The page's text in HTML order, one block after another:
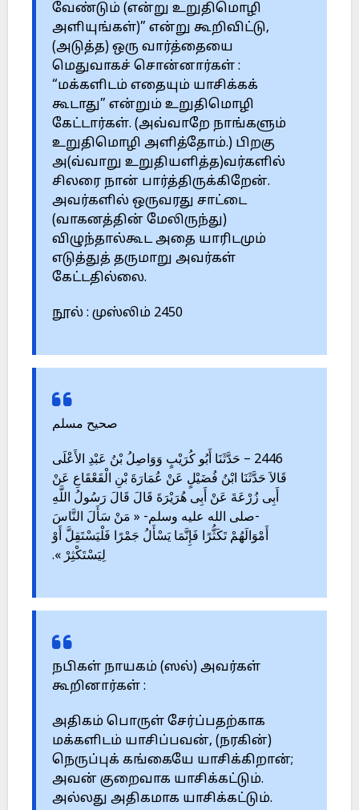
வேண்டும் (என்று உறுதிமொழி
அளியுங்கள்)” என்று கூறிவிட்டு,
(அடுத்த) ஒரு வார்த்தையை
மெதுவாகச் சொன்னார்கள் :
“மக்களிடம் எதையும் யாசிக்கக்
கூடாது” என்றும் உறுதிமொழி
கேட்டார்கள். (அவ்வாறே நாங்களும்
உறுதிமொழி அளித்தோம்.) பிறகு
அ(வ்வாறு உறுதியளித்த)வர்களில்
சிலரை நான் பார்த்திருக்கிறேன்.
அவர்களில் ஒருவரது சாட்டை
(வாகனத்தின் மேலிருந்து)
விழுந்தால்கூட அதை யாரிடமும்
எடுத்துத் தருமாறு அவர்கள்
கேட்டதில்லை.
நூல் : முஸ்லிம் 2450
صحيح مسلم
2446 – حَدَّثَنَا أَبُو كُرَيْبٍ وَوَاصِلُ بْنُ عَبْدِ الأَعْلَى
قَالاَ حَدَّثَنَا ابْنُ فُضَيْلٍ عَنْ عُمَارَةَ بْنِ الْقَعْقَاعِ عَنْ
أَبِى زُرْعَةَ عَنْ أَبِى هُرَيْرَةَ قَالَ قَالَ رَسُولُ اللَّهِ
-صلى الله عليه وسلم- « مَنْ سَأَلَ النَّاسَ
أَمْوَالَهُمْ تَكَثُّرًا فَإِنَّمَا يَسْأَلُ جَمْرًا فَلْيَسْتَقِلَّ أَوْ
لِيَسْتَكْثِرْ ».
நபிகள் நாயகம் (ஸல்) அவர்கள்
கூறினார்கள் :
அதிகம் பொருள் சேர்ப்பதற்காக
மக்களிடம் யாசிப்பவன், (நரகின்)
நெருப்புக் கங்கையே யாசிக்கிறான்;
அவன் குறைவாக யாசிக்கட்டும்.
அல்லது அதிகமாக யாசிக்கட்டும்.